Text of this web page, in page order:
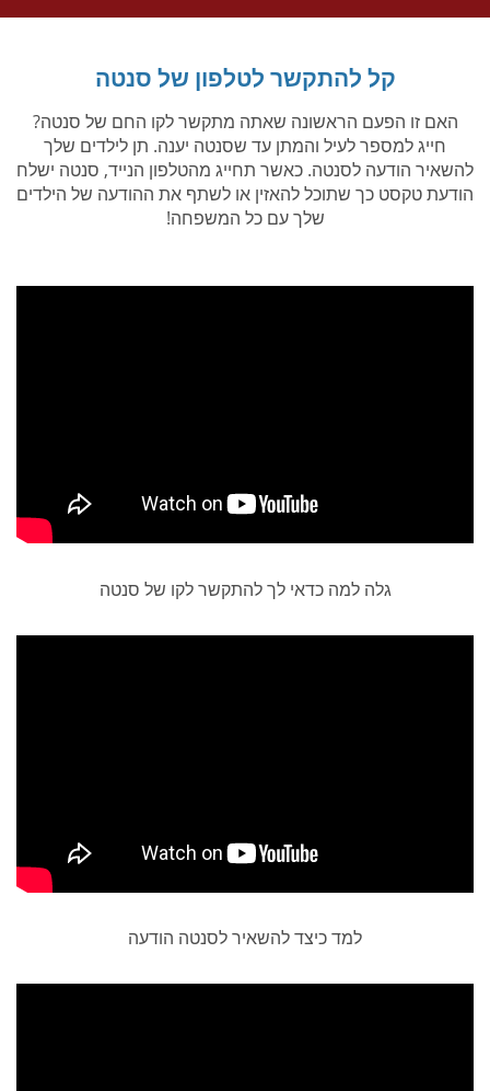
קל להתקשר לטלפון של סנטה
האם זו הפעם הראשונה שאתה מתקשר לקו החם של סנטה?
חייג למספר לעיל והמתן עד שסנטה יענה. תן לילדים שלך
להשאיר הודעה לסנטה. כאשר תחייג מהטלפון הנייד, סנטה ישלח
הודעת טקסט כך שתוכל להאזין או לשתף את ההודעה של הילדים
שלך עם כל המשפחה!
גלה למה כדאי לך להתקשר לקו של סנטה
למד כיצד להשאיר לסנטה הודעה